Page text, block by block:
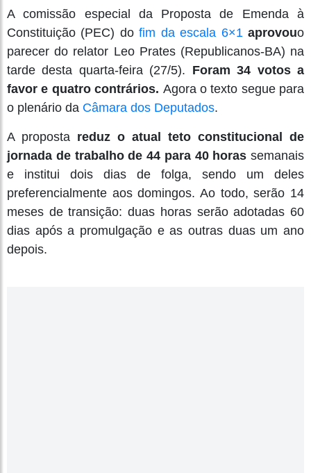
A comissão especial da Proposta de Emenda à
Constituição (PEC) dofim da escala 6×1 aprovouo
parecer do relator Leo Prates (Republicanos-BA) na
tarde desta quarta-feira (27/5). Foram 34 votos a
favor e quatro contrários. Agora o texto segue para
o plenário da Câmara dos Deputados.
A proposta reduz o atual teto constitucional de
jornada de trabalho de 44 para 40 horas semanais
e institui dois dias de folga, sendo um deles
preferencialmente aos domingos. Ao todo, serão 14
meses de transição: duas horas serão adotadas 60
dias após a promulgação e as outras duas um ano
depois.